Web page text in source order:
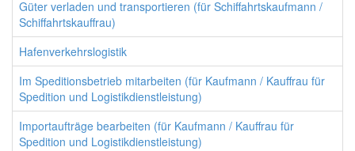
Güter verladen und transportieren (für Schiffahrtskaufmann /
Schiffahrtskauffrau)
Hafenverkehrslogistik
Im Speditionsbetrieb mitarbeiten (für Kaufmann / Kauffrau für
Spedition und Logistikdienstleistung)
Importaufträge bearbeiten (für Kaufmann / Kauffrau für
Spedition und Logistikdienstleistung)